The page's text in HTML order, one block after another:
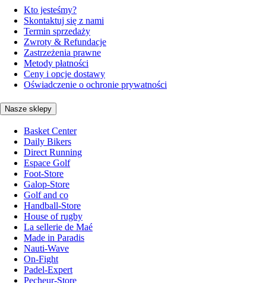
Kto jesteśmy?
Skontaktuj się z nami
Termin sprzedaży
Zwroty & Refundacje
Zastrzeżenia prawne
Metody płatności
Ceny i opcje dostawy
Oświadczenie o ochronie prywatności
Nasze sklepy
Basket Center
Daily Bikers
Direct Running
Espace Golf
Foot-Store
Galop-Store
Golf and co
Handball-Store
House of rugby
La sellerie de Maé
Made in Paradis
Nauti-Wave
On-Fight
Padel-Expert
Pecheur-Store